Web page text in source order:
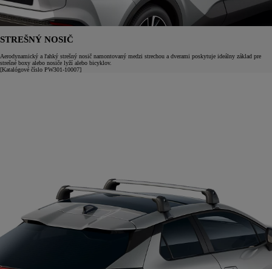
STREŠNÝ NOSIČ
Aerodynamický a ľahký strešný nosič namontovaný medzi strechou a dverami poskytuje ideálny základ pre
strešné boxy alebo nosiče lyží alebo bicyklov.
[Katalógové číslo PW301-10007]